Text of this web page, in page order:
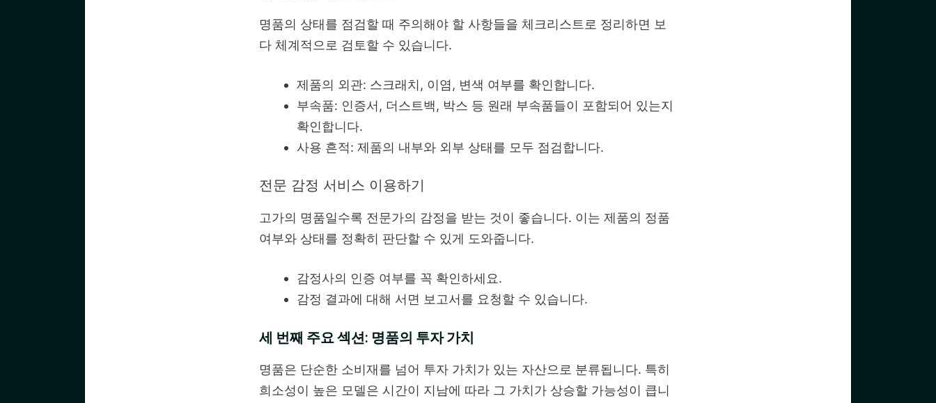
명품의 상태를 점검할 때 주의해야 할 사항들을 체크리스트로 정리하면 보
다 체계적으로 검토할 수 있습니다.
제품의 외관: 스크래치, 이염, 변색 여부를 확인합니다.
부속품: 인증서, 더스트백, 박스 등 원래 부속품들이 포함되어 있는지
확인합니다.
사용 흔적: 제품의 내부와 외부 상태를 모두 점검합니다.
전문 감정 서비스 이용하기
고가의 명품일수록 전문가의 감정을 받는 것이 좋습니다. 이는 제품의 정품
여부와 상태를 정확히 판단할 수 있게 도와줍니다.
감정사의 인증 여부를 꼭 확인하세요.
감정 결과에 대해 서면 보고서를 요청할 수 있습니다.
세 번째 주요 섹션: 명품의 투자 가치
명품은 단순한 소비재를 넘어 투자 가치가 있는 자산으로 분류됩니다. 특히
희소성이 높은 모델은 시간이 지남에 따라 그 가치가 상승할 가능성이 큽니